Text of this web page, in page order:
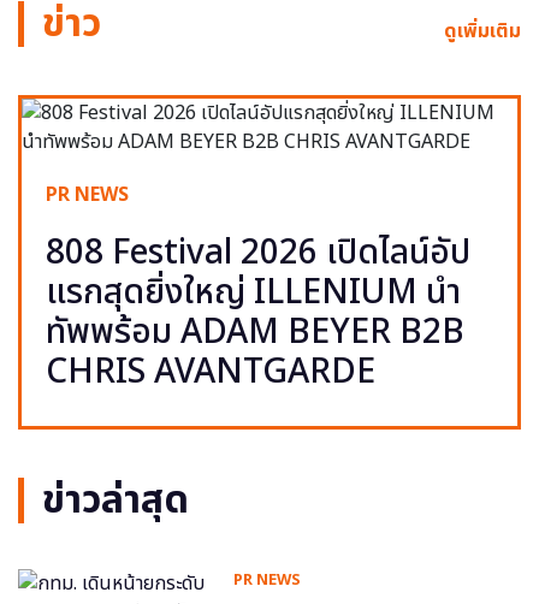
ข่าว ดูเพิ่มเติม
PR NEWS
808 Festival 2026 เปิดไลน์อัป
แรกสุดยิ่งใหญ่ ILLENIUM นำ
ทัพพร้อม ADAM BEYER B2B
CHRIS AVANTGARDE
ข่าวล่าสุด
PR NEWS